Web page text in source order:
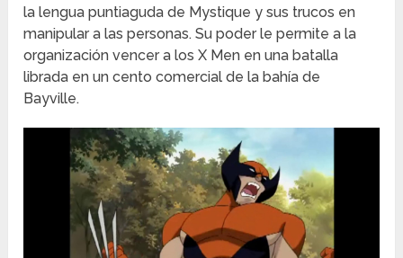
la lengua puntiaguda de Mystique y sus trucos en
manipular a las personas. Su poder le permite a la
organización vencer a los X Men en una batalla
librada en un cento comercial de la bahía de
Bayville.